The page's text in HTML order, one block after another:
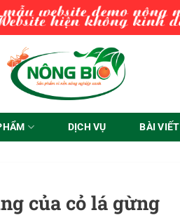
DỊCH VỤ BÀI VIẾT
của cỏ lá gừng